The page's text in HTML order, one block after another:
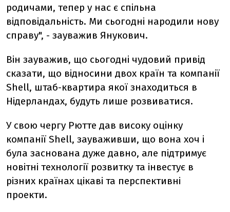
родичами, тепер у нас є спільна
відповідальність. Ми сьогодні народили нову
справу", - зауважив Янукович.
Він зауважив, що сьогодні чудовий привід
сказати, що відносини двох країн та компанії
Shell, штаб-квартира якої знаходиться в
Нідерландах, будуть лише розвиватися.
У свою чергу Рютте дав високу оцінку
компанії Shell, зауваживши, що вона хоч і
була заснована дуже давно, але підтримує
новітні технології розвитку та інвестує в
різних країнах цікаві та перспективні
проекти.